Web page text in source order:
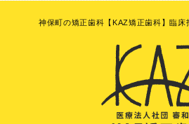
神保町の矯正歯科【KAZ矯正歯科】臨床